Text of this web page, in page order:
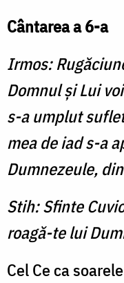
Cântarea a 6-a
Irmos:
Domnul şi Lui
s-a umplut
mea de iad s-a
Dumnezeule,
Stih: Sfinte
roagă-te lui
Cel Ce ca